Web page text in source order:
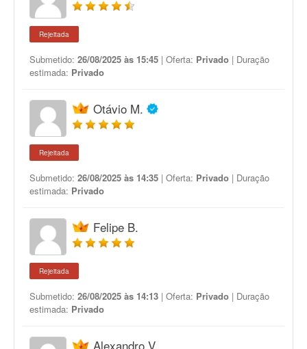
Rejeitada
Submetido: 26/08/2025 às 15:45 | Oferta: Privado | Duração
estimada: Privado
Otávio M.
Rejeitada
Submetido: 26/08/2025 às 14:35 | Oferta: Privado | Duração
estimada: Privado
Felipe B.
Rejeitada
Submetido: 26/08/2025 às 14:13 | Oferta: Privado | Duração
estimada: Privado
Alexandro V.